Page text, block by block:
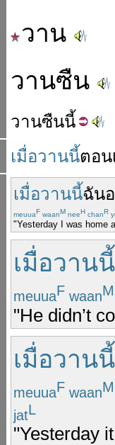
วาน
วานซืน
วานซืนนี้
เมื่อวานนี้ตอน
เมื่อวานนี้ฉัน
meuuaF waanM neeH chanR
"Yesterday I was home
เมื่อวานนี้
meuuaF waanM
"He didn’t
เมื่อวานนี้
meuuaF waanM
jatL
"Yesterday